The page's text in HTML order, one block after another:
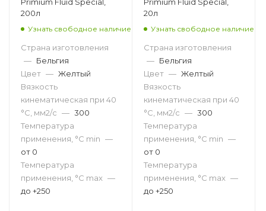
Primium Fluid Special,
200л
Узнать свободное наличие
Страна изготовления
— Бельгия
Цвет — Желтый
Вязкость
кинематическая при 40
°С, мм2/с — 300
Температура
применения, °С min —
от 0
Температура
применения, °С max —
до +250
Primium Fluid Special,
20л
Узнать свободное наличие
Страна изготовления
— Бельгия
Цвет — Желтый
Вязкость
кинематическая при 40
°С, мм2/с — 300
Температура
применения, °С min —
от 0
Температура
применения, °С max —
до +250